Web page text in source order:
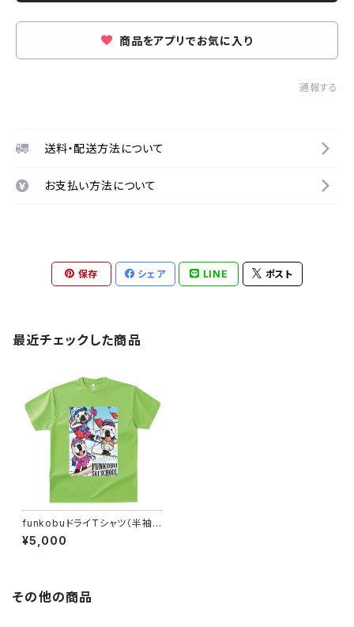
商品をアプリでお気に入り
通報する
送料・配送方法について
お支払い方法について
保存 シェア LINE ポスト
最近チェックした商品
funkobuドライTシャツ（半袖）
（ライム）
¥5,000
その他の商品